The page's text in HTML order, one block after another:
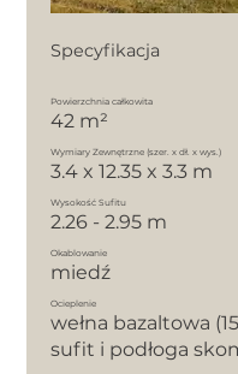
Specyfikacja
Powierzchnia całkowita
42 m²
Wymiary Zewnętrzne (szer. x dł. x wys.)
3.4 x 12.35 x 3.3 m
Wysokość Sufitu
2.26 - 2.95 m
Okablowanie
miedź
Ocieplenie
wełna bazaltowa
sufit i podłoga